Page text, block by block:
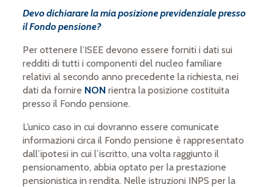
Devo dichiarare la mia posizione previdenziale presso
il Fondo pensione?
Per ottenere l’ISEE devono essere forniti i dati sui
redditi di tutti i componenti del nucleo familiare
relativi al secondo anno precedente la richiesta, nei
dati da fornire NON rientra la posizione costituita
presso il Fondo pensione.
L’unico caso in cui dovranno essere comunicate
informazioni circa il Fondo pensione è rappresentato
dall’ipotesi in cui l’iscritto, una volta raggiunto il
pensionamento, abbia optato per la prestazione
pensionistica in rendita. Nelle istruzioni INPS per la